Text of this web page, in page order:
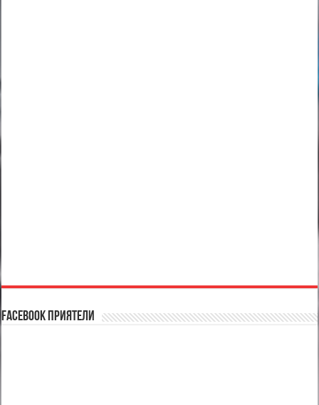
Facebook Приятели